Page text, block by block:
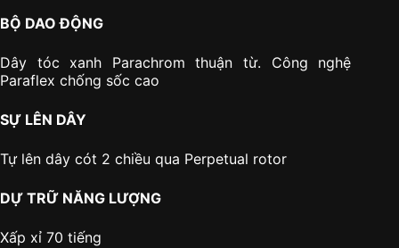
BỘ DAO ĐỘNG
Dây tóc xanh Parachrom thuận từ. Công nghệ
Paraflex chống sốc cao
SỰ LÊN DÂY
Tự lên dây cót 2 chiều qua Perpetual rotor
DỰ TRỮ NĂNG LƯỢNG
Xấp xỉ 70 tiếng